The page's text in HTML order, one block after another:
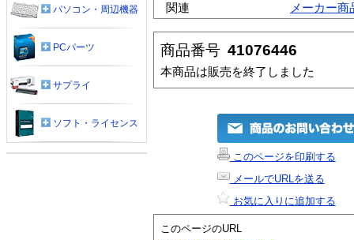
関連
メーカー商
商品番号 41076446
本商品は販売を終了しました
このページを印刷する
メールでURLを送る
お気に入りに追加する
このページのURL
パソコン・周辺機器
PCパーツ
サプライ
ソフト・ライセンス